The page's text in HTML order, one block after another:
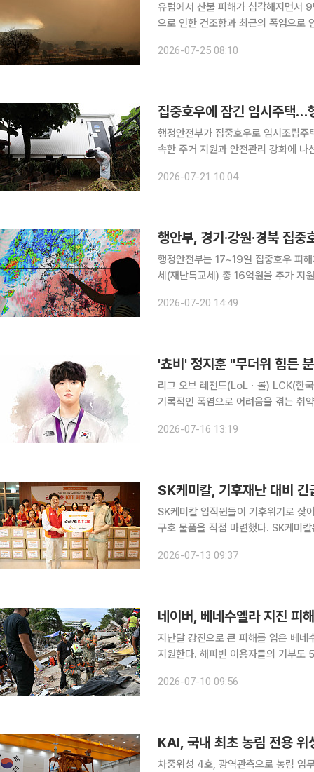
유럽에서 산불 피해가 심각해지면서
으로 인한 건조함과 최근의 폭염으로 인해 화재
됐다. 스페인의 국가비상사태 선포
2026-07-25 08:10
집중호우에 잠긴 임시주택…
행정안전부가 집중호우로 임시조립
속한 주거 지원과 안전관리 강화에 나선다. 21일 행안부에 따르면 이번 호우로 하천이
부 주택이 기초부에서 이탈하는 피해
2026-07-21 10:04
행안부, 경기·강원·경북 집
행정안전부는 17~19일 집중호우 피
세(재난특교세) 총 16억원을 추가 지
안부에 따르면 경북 의성·안동과 경
2026-07-20 14:49
'쵸비' 정지훈 "무더위 힘든
리그 오브 레전드(LoLㆍ롤) LCK(한
기록적인 폭염으로 어려움을 겪는 취약계층
했다고 밝혔다. 기부금은 폭염 대응
2026-07-16 13:19
SK케미칼, 기후재난 대비
SK케미칼 임직원들이 기후위기로 잦
구호 물품을 직접 마련했다. SK케미칼은 성남시 판교 본사에서 ‘2026 밸류데이(VALUE Day)’ 프
발생 초기 이재민에게 필요한 △식
2026-07-13 09:37
네이버, 베네수엘라 지진 피
지난달 강진으로 큰 피해를 입은 베
지원한다. 해피빈 이용자들의 기부도 5억원을 넘어섰다. 네이버
온라인 기부 플랫폼 해피빈을 통해 유
2026-07-10 09:56
KAI, 국내 최초 농림 전용 위
차중위성 4호, 광역관측으로 농림 임무 맡을 예정 한국항공우주산업(KAI)